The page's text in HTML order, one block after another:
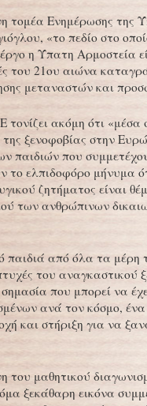
τομέα Ενημέρωσης της
«το πεδίο στο
η Ύπατη Αρμοστεία
του 21ου αιώνα
μεταναστών και
ακόμη ότι «μέσα
της ξενοφοβίας στην
παιδιών που
το ελπιδοφόρο μήνυμα
ζητήματος είναι
των ανθρώπινων
παιδιά από όλα τα μέρη
του αναγκαστικού
που μπορεί να
ανά τον κόσμο,
και στήριξη για να
του μαθητικού
ξεκάθαρη εικόνα